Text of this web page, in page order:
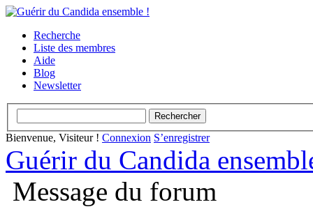
Recherche
Liste des membres
Aide
Blog
Newsletter
Bienvenue, Visiteur ! Connexion S’enregistrer
Guérir du Candida
Message du forum